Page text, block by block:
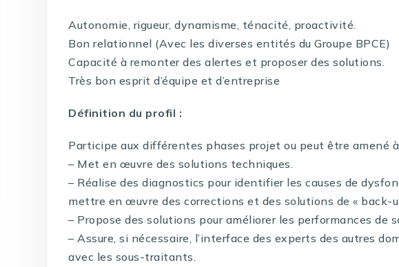
Autonomie, rigueur, dynamisme, ténacité, proactivité.
Bon relationnel (Avec les diverses entités du Groupe BPCE)
Capacité à remonter des alertes et proposer des solutions.
Très bon esprit d’équipe et d’entreprise
Définition du profil :
Participe aux différentes phases projet ou peut être amené
– Met en œuvre des solutions techniques.
– Réalise des diagnostics pour identifier les causes de
mettre en œuvre des corrections et des solutions de « back-
– Propose des solutions pour améliorer les performances de
– Assure, si nécessaire, l’interface des experts des autres
avec les sous-traitants.